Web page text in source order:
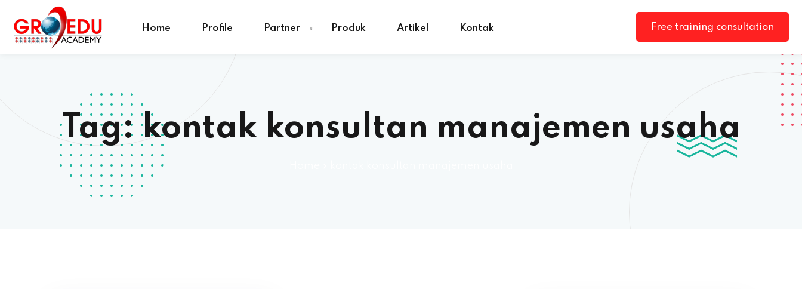
Home Profile Partner Produk Artikel Kontak Free training consultation
Tag:kontak konsultan manajemen usaha